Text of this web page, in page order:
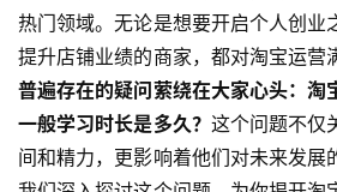
热门领域。无论是想要开启个人创业
提升店铺业绩的商家，都对淘宝运营
普遍存在的疑问萦绕在大家心头：淘
一般学习时长是多久？ 这个问题不仅
间和精力，更影响着他们对未来发展